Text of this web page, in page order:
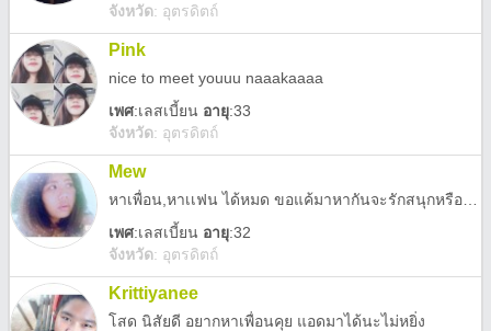
จังหวัด: อุตรดิตถ์
Pink
nice to meet youuu naaakaaaa
เพศ:เลสเบี้ยน อายุ:33
จังหวัด: อุตรดิตถ์
Mew
เพศ:เลสเบี้ยน อายุ:32
จังหวัด: อุตรดิตถ์
Krittiyanee
โสด นิสัยดี อยากหาเพื่อนคุย แอดมาได้นะไม่หยิ่ง